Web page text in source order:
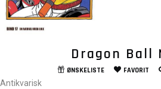
Dragon Ball
ØNSKELISTE FAVORIT
Antikvarisk